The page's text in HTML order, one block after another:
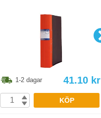
1-2 dagar 41.10 kr
KÖP